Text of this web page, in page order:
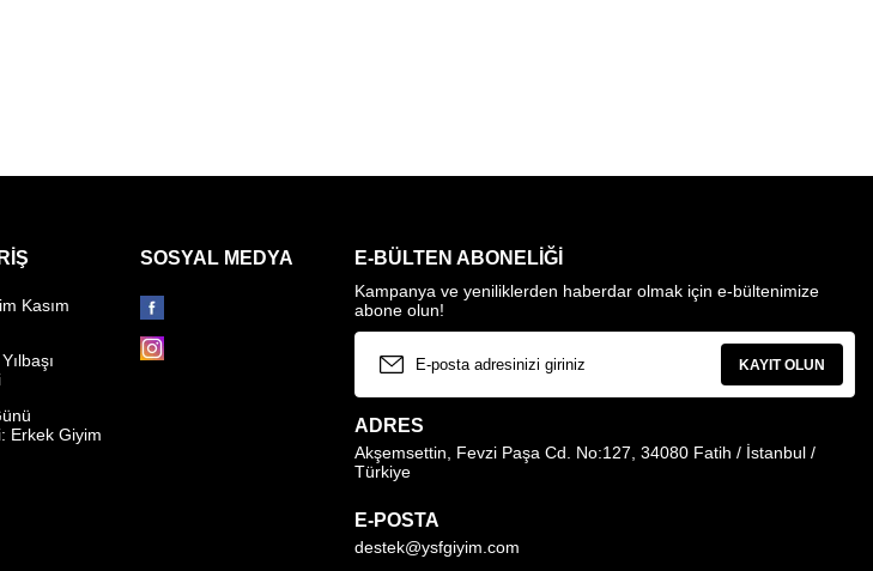
Kasım
Erkek Giyim
SOSYAL MEDYA E-BÜLTEN ABONELIĞI
Kampanya ve yeniliklerden haberdar olmak için e-bültenimize
abone olun!
KAYIT OLUN
ADRES
Akşemsettin, Fevzi Paşa Cd. No:127, 34080 Fatih / İstanbul /
Türkiye
E-POSTA
destek@ysfgiyim.com